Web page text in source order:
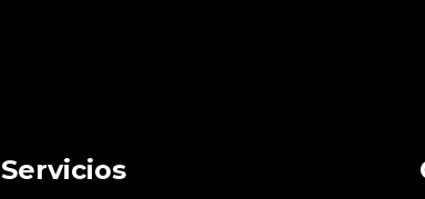
Servicios